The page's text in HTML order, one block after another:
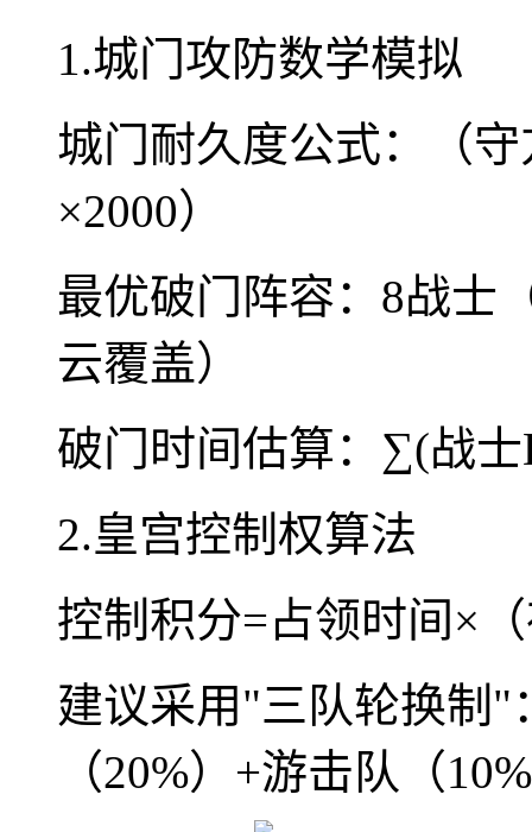
1.城门攻防数学模拟
城门耐久度公式：（
×2000）
最优破门阵容：8战士
云覆盖）
破门时间估算：∑(战
2.皇宫控制权算法
控制积分=占领时间×
建议采用"三队轮换制"
（20%）+游击队（